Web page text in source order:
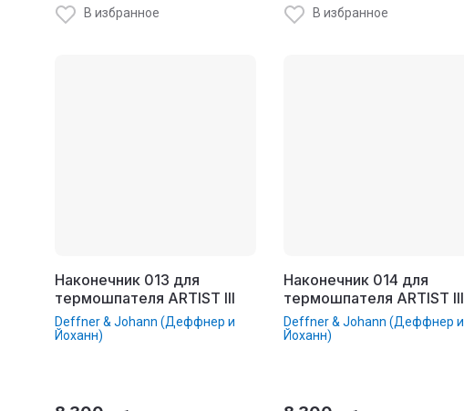
В избранное В избранное
Наконечник 013 для
термошпателя ARTIST III
Deffner & Johann (Деффнер и
Йоханн)
Наконечник 014 для
термошпателя ARTIST III
Deffner & Johann (Деффнер и
Йоханн)